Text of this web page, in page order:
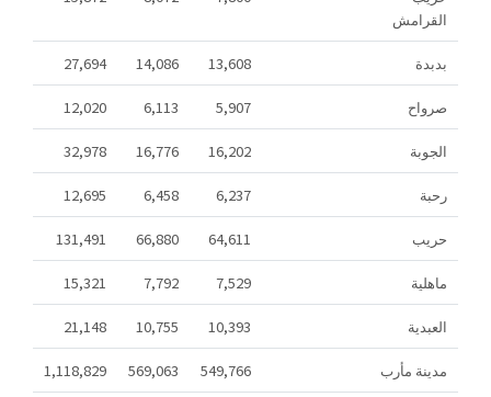
القرامش
بدبدة 13,608
14,086
27,694
صرواح 5,907
6,113
12,020
الجوبة 16,202
16,776
32,978
رحبة 6,237
6,458
12,695
حريب 64,611
66,880
131,491
ماهلية 7,529
7,792
15,321
العبدية 10,393
10,755
21,148
مدينة مأرب 549,766
569,063
1,118,829